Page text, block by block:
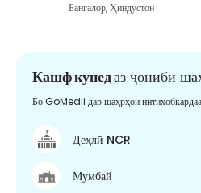
Бангалор,Ҳиндустон
Кашф кунедаз ҷониби
Бо GoMedii дар шаҳрҳои
Деҳлӣ NCR
Мумбай